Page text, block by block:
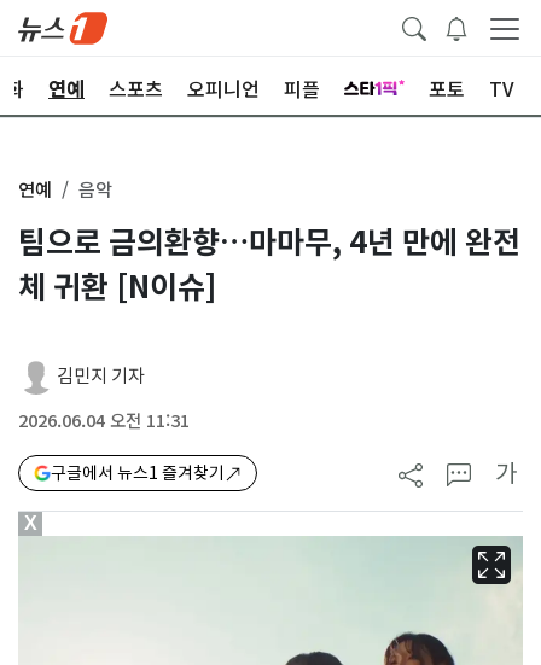
화 연예 스포츠 오피니언 피플 포토 TV
연예 음악
팀으로 금의환향…마마무, 4년 만에 완전
체 귀환 [N이슈]
김민지 기자
2026.06.04 오전 11:31
구글에서 뉴스1 즐겨찾기 가
X